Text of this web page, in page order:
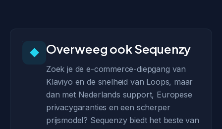
◆ Overweeg ook Sequenzy
Zoek je de e-commerce-diepgang van
Klaviyo en de snelheid van Loops, maar
dan met Nederlands support, Europese
privacygaranties en een scherper
prijsmodel? Sequenzy biedt het beste van